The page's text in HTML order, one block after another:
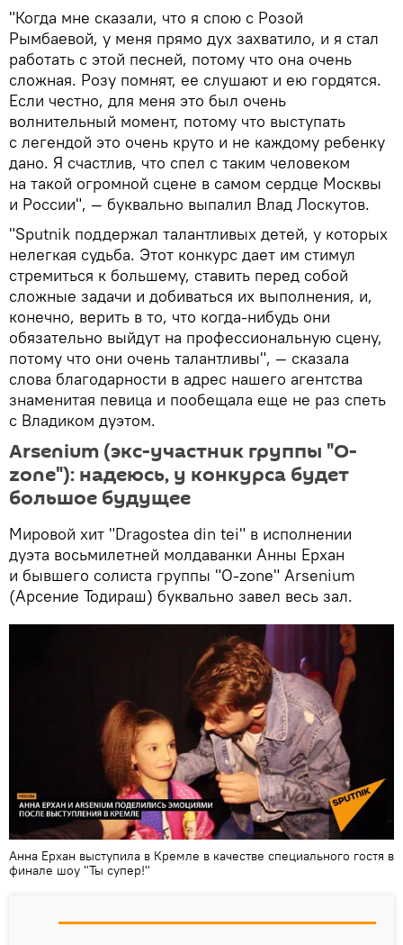
"Когда мне сказали, что я спою с Розой
Рымбаевой, у меня прямо дух захватило, и я стал
работать с этой песней, потому что она очень
сложная. Розу помнят, ее слушают и ею гордятся.
Если честно, для меня это был очень
волнительный момент, потому что выступать
с легендой это очень круто и не каждому ребенку
дано. Я счастлив, что спел с таким человеком
на такой огромной сцене в самом сердце Москвы
и России", — буквально выпалил Влад Лоскутов.
"Sputnik поддержал талантливых детей, у которых
нелегкая судьба. Этот конкурс дает им стимул
стремиться к большему, ставить перед собой
сложные задачи и добиваться их выполнения, и,
конечно, верить в то, что когда-нибудь они
обязательно выйдут на профессиональную сцену,
потому что они очень талантливы", — сказала
слова благодарности в адрес нашего агентства
знаменитая певица и пообещала еще не раз спеть
с Владиком дуэтом.
Arsenium (экс-участник группы "O-
zone"): надеюсь, у конкурса будет
большое будущее
Мировой хит "Dragostea din tei" в исполнении
дуэта восьмилетней молдаванки Анны Ерхан
и бывшего солиста группы "O-zone" Arsenium
(Арсение Тодираш) буквально завел весь зал.
Анна Ерхан выступила в Кремле в качестве специального гостя в
финале шоу "Ты супер!"